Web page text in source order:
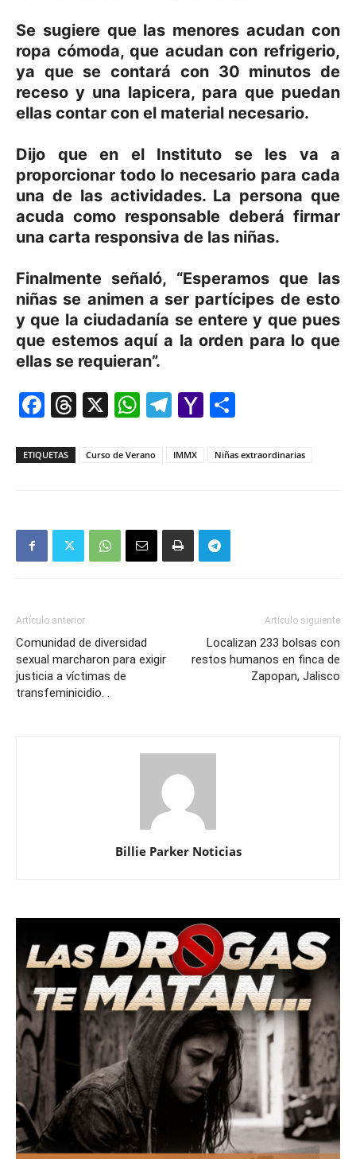
Se sugiere que las menores acudan con
ropa cómoda, que acudan con refrigerio,
ya que se contará con 30 minutos de
receso y una lapicera, para que puedan
ellas contar con el material necesario.
Dijo que en el Instituto se les va a
proporcionar todo lo necesario para cada
una de las actividades. La persona que
acuda como responsable deberá firmar
una carta responsiva de las niñas.
Finalmente señaló, “Esperamos que las
niñas se animen a ser partícipes de esto
y que la ciudadanía se entere y que pues
que estemos aquí a la orden para lo que
ellas se requieran”.
Facebook
Threads
X WhatsApp
Telegram
Yahoo
ETIQUETAS Curso de Verano IMMX Niñas extraordinarias
Artículo anterior
Comunidad de diversidad
sexual marcharon para exigir
justicia a víctimas de
transfeminicidio. .
Artículo siguiente
Localizan 233 bolsas con
restos humanos en finca de
Zapopan, Jalisco
Billie Parker Noticias